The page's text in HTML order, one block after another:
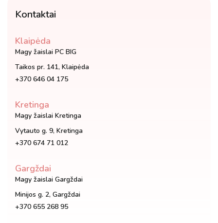
Kontaktai
Klaipėda
Magy žaislai PC BIG
Taikos pr. 141, Klaipėda
+370 646 04 175
Kretinga
Magy žaislai Kretinga
Vytauto g. 9, Kretinga
+370 674 71 012
Gargždai
Magy žaislai Gargždai
Minijos g. 2, Gargždai
+370 655 268 95